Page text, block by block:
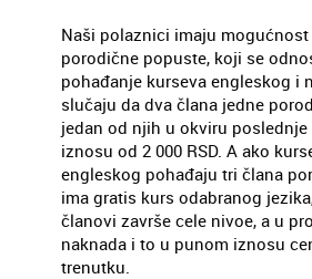
Naši polaznici imaju
porodične popuste, koji se
pohađanje kurseva engleskog i
slučaju da dva člana jedne
jedan od njih u okviru
iznosu od 2 000 RSD. A ako
engleskog pohađaju tri člana
ima gratis kurs odabranog
članovi završe cele nivoe, a u
naknada i to u punom iznosu
trenutku.